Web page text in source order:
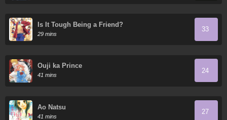
Is It Tough Being a Friend?
29 mins
33
Ouji ka Prince
41 mins
24
Ao Natsu
41 mins
27